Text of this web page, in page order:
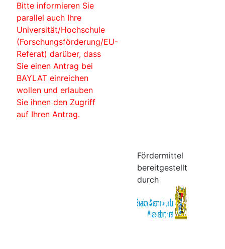
Bitte informieren Sie
parallel auch Ihre
Universität/Hochschule
(Forschungsförderung/EU-
Referat) darüber, dass
Sie einen Antrag bei
BAYLAT einreichen
wollen und erlauben
Sie ihnen den Zugriff
auf Ihren Antrag.
Fördermittel
bereitgestellt
durch